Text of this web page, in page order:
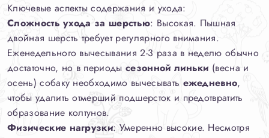
Ключевые аспекты содержания и ухода:
Сложность ухода за шерстью: Высокая. Пышная
двойная шерсть требует регулярного внимания.
Еженедельного вычесывания 2-3 раза в неделю обычно
достаточно, но в периодысезонной линьки (весна и
осень) собаку необходимо вычесывать ежедневно,
чтобы удалить отмерший подшерсток и предотвратить
образование колтунов.
Физические нагрузки: Умеренно высокие. Несмотря